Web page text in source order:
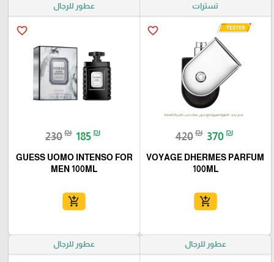
تسترات
favorite_border
420₪ 370 ₪
VOYAGE DHERMES PARFUM
100ML
add_shopping_cart
عطور للرجال
favorite_border
230₪ 185 ₪
GUESS UOMO INTENSO FOR
MEN 100ML
add_shopping_cart
عطور للرجال عطور للرجال